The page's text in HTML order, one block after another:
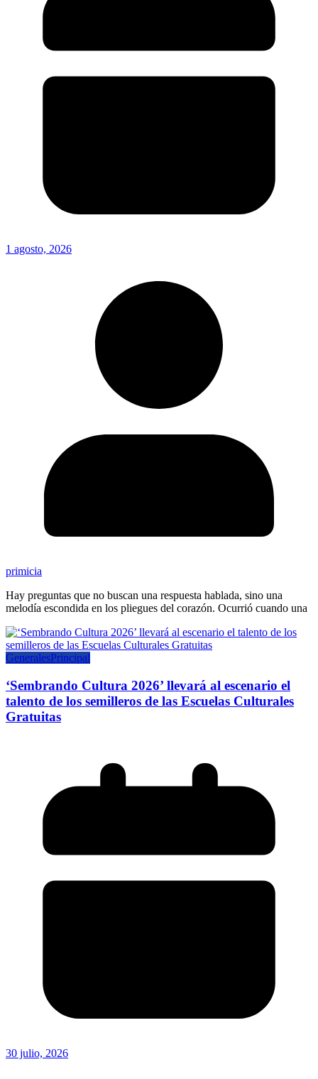
1 agosto, 2026
primicia
Hay preguntas que no buscan una respuesta hablada, sino una
melodía escondida en los pliegues del corazón. Ocurrió cuando una
GeneralesPrincipal
‘Sembrando Cultura 2026’ llevará al escenario el
talento de los semilleros de las Escuelas Culturales
Gratuitas
30 julio, 2026